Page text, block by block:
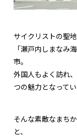
サイクリストの聖
「瀬戸内しまなみ
市。
外国人もよく訪れ
つの魅力となってい
そんな素敵なまち
と、